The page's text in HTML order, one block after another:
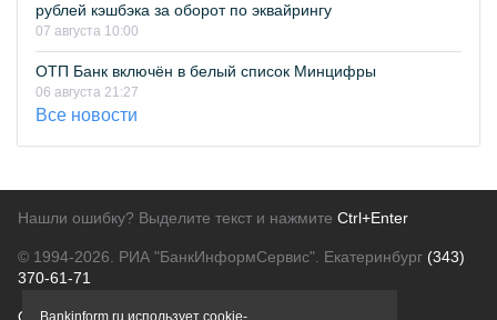
рублей кэшбэка за оборот по эквайрингу
07 августа 10:00
ОТП Банк включён в белый список Минцифры
06 августа 21:27
Все новости
Нашли ошибку? Выделите текст и нажмите Ctrl+Enter
© 1994-2026. РИА "БанкИнформСервис". Екатеринбург (343)
370-61-71
Bankinform.ru использует cookie-